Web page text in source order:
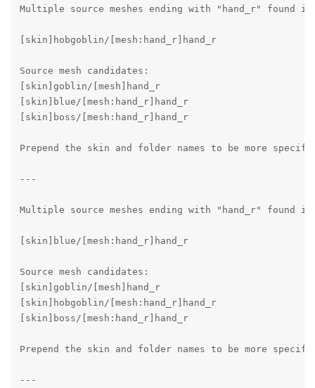
Multiple source meshes ending with "hand_r" found
[skin]hobgoblin/[mesh:hand_r]hand_r
Source mesh candidates:
[skin]goblin/[mesh]hand_r
[skin]blue/[mesh:hand_r]hand_r
[skin]boss/[mesh:hand_r]hand_r
Prepend the skin and folder names to be more
---
Multiple source meshes ending with "hand_r" found
[skin]blue/[mesh:hand_r]hand_r
Source mesh candidates:
[skin]goblin/[mesh]hand_r
[skin]hobgoblin/[mesh:hand_r]hand_r
[skin]boss/[mesh:hand_r]hand_r
Prepend the skin and folder names to be more
---